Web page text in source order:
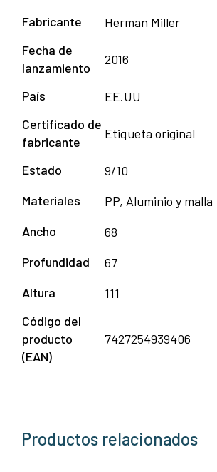
Fabricante
Herman Miller
Fecha de
lanzamiento
2016
País
EE.UU
Certificado de
fabricante
Etiqueta original
Estado
9/10
Materiales
PP, Aluminio y malla
Ancho
68
Profundidad
67
Altura
111
Código del
producto
(EAN)
7427254939406
Productos relacionados